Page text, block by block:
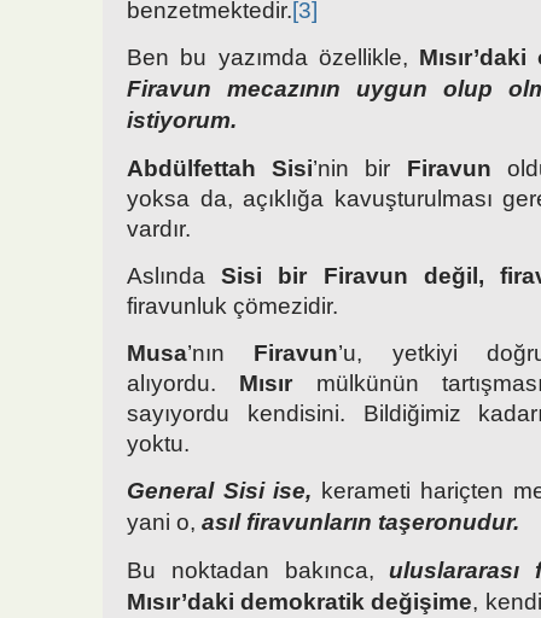
benzetmektedir.[3]
Ben bu yazımda özellikle,
Firavun mecazının uygun olup
istiyorum.
Abdülfettah Sisi’nin bir Firavun
yoksa da, açıklığa kavuşturulması
vardır.
AslındaSisi bir Firavun değil,
firavunluk çömezidir.
Musa’nın Firavun’u, yetkiyi
alıyordu. Mısır mülkünün
sayıyordu kendisini. Bildiğimiz
yoktu.
General Sisi ise, kerameti hariçten
yani o, asıl firavunların taşeronudur.
Bu noktadan bakınca,uluslararası
Mısır’daki demokratik değişime,